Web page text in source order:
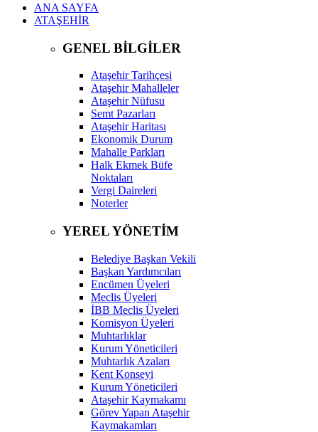
ANA SAYFA
ATAŞEHİR
GENEL BİLGİLER
Ataşehir Tarihçesi
Ataşehir Mahalleler
Ataşehir Nüfusu
Semt Pazarları
Ataşehir Haritası
Ekonomik Durum
Mahalle Parkları
Halk Ekmek Büfe
Noktaları
Vergi Daireleri
Noterler
YEREL YÖNETİM
Belediye Başkan Vekili
Başkan Yardımcıları
Encümen Üyeleri
Meclis Üyeleri
İBB Meclis Üyeleri
Komisyon Üyeleri
Muhtarlıklar
Kurum Yöneticileri
Muhtarlık Azaları
Kent Konseyi
Kurum Yöneticileri
Ataşehir Kaymakamı
Görev Yapan Ataşehir
Kaymakamları